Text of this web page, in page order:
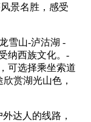
景名胜，感受
雪山-泸沽湖 -
纳西族文化。-
可选择乘坐索道
赏湖光山色，
达人的线路，